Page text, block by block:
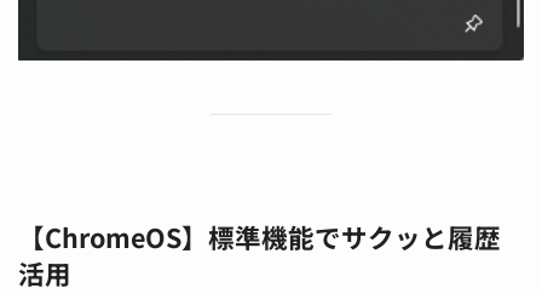
【ChromeOS】標準機能でサクッと履歴
活用